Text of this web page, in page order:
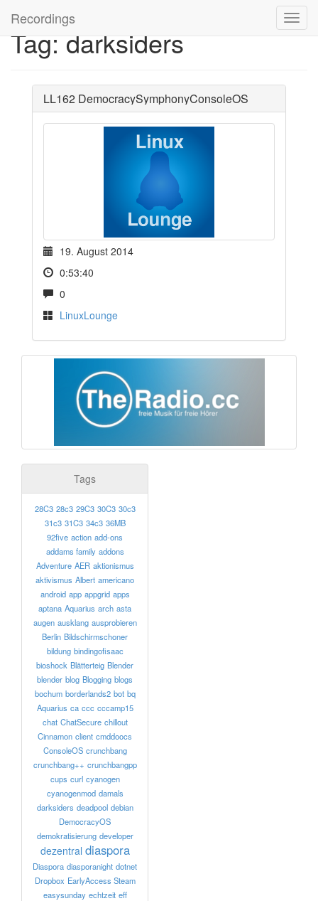
Recordings
Tag: darksiders
LL162 DemocracySymphonyConsoleOS
19. August 2014
0:53:40
0
LinuxLounge
Tags
28C3 28c3 29C3 30C3 30c3
31c3 31C3 34c3 36MB
92five action add-ons
addams family addons
Adventure AER aktionismus
aktivismus Albert americano
android app appgrid apps
aptana Aquarius arch asta
augen ausklang ausprobieren
Berlin Bildschirmschoner
bildung bindingofisaac
bioshock Blätterteig Blender
blender blog Blogging blogs
bochum borderlands2 bot bq
Aquarius ca ccc cccamp15
chat ChatSecure chillout
Cinnamon client cmddoocs
ConsoleOS crunchbang
crunchbang++ crunchbangpp
cups curl cyanogen
cyanogenmod damals
darksiders deadpool debian
DemocracyOS
demokratisierung developer
dezentral diaspora
Diaspora diasporanight dotnet
Dropbox EarlyAccess Steam
easysunday echtzeit eff